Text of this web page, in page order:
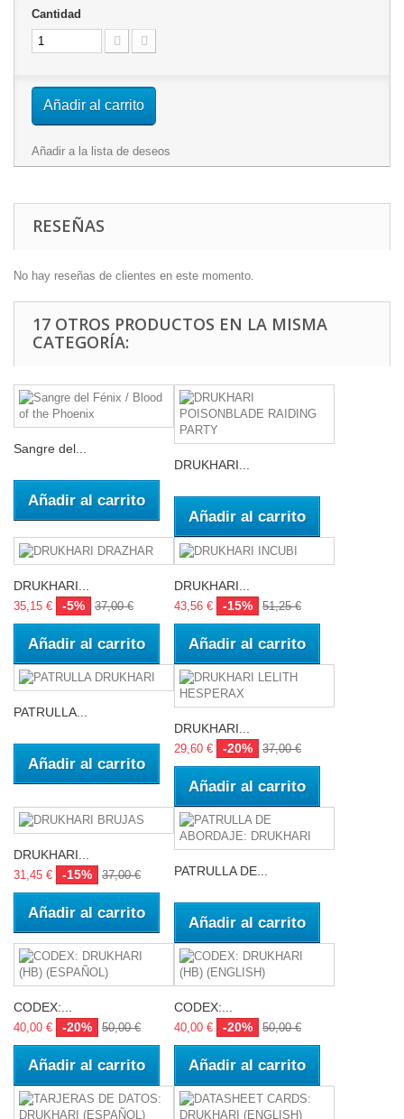
Cantidad
Añadir al carrito
Añadir a la lista de deseos
RESEÑAS
No hay reseñas de clientes en este momento.
17 OTROS PRODUCTOS EN LA MISMA
CATEGORÍA:
Sangre del...
Añadir al carrito
DRUKHARI...
Añadir al carrito
DRUKHARI...
35,15 € -5% 37,00 €
Añadir al carrito
DRUKHARI...
43,56 € -15% 51,25 €
Añadir al carrito
PATRULLA...
Añadir al carrito
DRUKHARI...
29,60 € -20% 37,00 €
Añadir al carrito
DRUKHARI...
31,45 € -15% 37,00 €
Añadir al carrito
PATRULLA DE...
Añadir al carrito
CODEX:...
40,00 € -20% 50,00 €
Añadir al carrito
CODEX:...
40,00 € -20% 50,00 €
Añadir al carrito